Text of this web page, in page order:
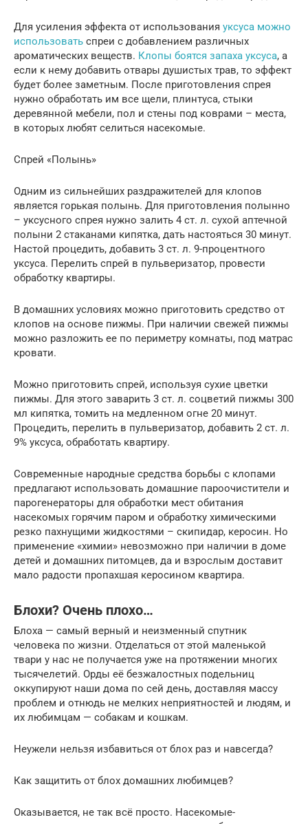
Для усиления эффекта от использования уксуса можно
использовать спреи с добавлением различных
ароматических веществ. Клопы боятся запаха уксуса, а
если к нему добавить отвары душистых трав, то эффект
будет более заметным. После приготовления спрея
нужно обработать им все щели, плинтуса, стыки
деревянной мебели, пол и стены под коврами – места,
в которых любят селиться насекомые.
Спрей «Полынь»
Одним из сильнейших раздражителей для клопов
является горькая полынь. Для приготовления полынно
– уксусного спрея нужно залить 4 ст. л. сухой аптечной
полыни 2 стаканами кипятка, дать настояться 30 минут.
Настой процедить, добавить 3 ст. л. 9-процентного
уксуса. Перелить спрей в пульверизатор, провести
обработку квартиры.
В домашних условиях можно приготовить средство от
клопов на основе пижмы. При наличии свежей пижмы
можно разложить ее по периметру комнаты, под матрас
кровати.
Можно приготовить спрей, используя сухие цветки
пижмы. Для этого заварить 3 ст. л. соцветий пижмы 300
мл кипятка, томить на медленном огне 20 минут.
Процедить, перелить в пульверизатор, добавить 2 ст. л.
9% уксуса, обработать квартиру.
Современные народные средства борьбы с клопами
предлагают использовать домашние пароочистители и
парогенераторы для обработки мест обитания
насекомых горячим паром и обработку химическими
резко пахнущими жидкостями – скипидар, керосин. Но
применение «химии» невозможно при наличии в доме
детей и домашних питомцев, да и взрослым доставит
мало радости пропахшая керосином квартира.
Блохи? Очень плохо…
Блоха — самый верный и неизменный спутник
человека по жизни. Отделаться от этой маленькой
твари у нас не получается уже на протяжении многих
тысячелетий. Орды её безжалостных подельниц
оккупируют наши дома по сей день, доставляя массу
проблем и отнюдь не мелких неприятностей и людям, и
их любимцам — собакам и кошкам.
Неужели нельзя избавиться от блох раз и навсегда?
Как защитить от блох домашних любимцев?
Оказывается, не так всё просто. Насекомые-